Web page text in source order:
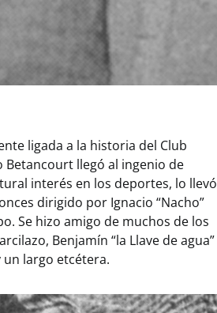
ligada a la historia del Club
Betancourt llegó al ingenio de
interés en los deportes, lo llevó
dirigido por Ignacio “Nacho”
Se hizo amigo de muchos de los
Benjamín “la Llave de agua”
un largo etcétera.